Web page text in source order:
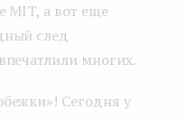
MIT, а вот еще
след
многих.
Сегодня у